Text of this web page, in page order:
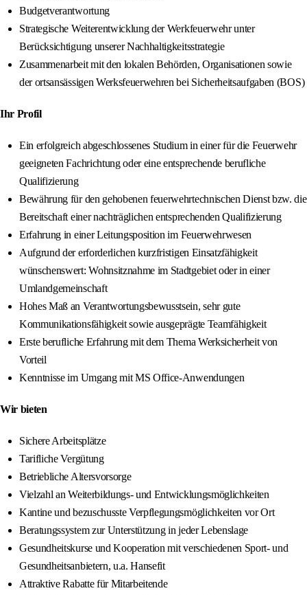
Budgetverantwortung
Strategische Weiterentwicklung der Werkfeuerwehr unter
Berücksichtigung unserer Nachhaltigkeitsstrategie
Zusammenarbeit mit den lokalen Behörden, Organisationen sowie
der ortsansässigen Werksfeuerwehren bei Sicherheitsaufgaben (BOS)
Ihr Profil
Ein erfolgreich abgeschlossenes Studium in einer für die Feuerwehr
geeigneten Fachrichtung oder eine entsprechende berufliche
Qualifizierung
Bewährung für den gehobenen feuerwehrtechnischen Dienst bzw. die
Bereitschaft einer nachträglichen entsprechenden Qualifizierung
Erfahrung in einer Leitungsposition im Feuerwehrwesen
Aufgrund der erforderlichen kurzfristigen Einsatzfähigkeit
wünschenswert: Wohnsitznahme im Stadtgebiet oder in einer
Umlandgemeinschaft
Hohes Maß an Verantwortungsbewusstsein, sehr gute
Kommunikationsfähigkeit sowie ausgeprägte Teamfähigkeit
Erste berufliche Erfahrung mit dem Thema Werksicherheit von
Vorteil
Kenntnisse im Umgang mit MS Office-Anwendungen
Wir bieten
Sichere Arbeitsplätze
Tarifliche Vergütung
Betriebliche Altersvorsorge
Vielzahl an Weiterbildungs- und Entwicklungsmöglichkeiten
Kantine und bezuschusste Verpflegungsmöglichkeiten vor Ort
Beratungssystem zur Unterstützung in jeder Lebenslage
Gesundheitskurse und Kooperation mit verschiedenen Sport- und
Gesundheitsanbietern, u.a. Hansefit
Attraktive Rabatte für Mitarbeitende